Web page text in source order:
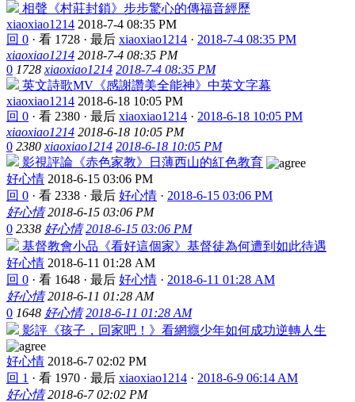
相聲《村莊封鎖》步步驚心的傳福音經歷
xiaoxiao1214 2018-7-4 08:35 PM
回 0 · 看 1728 · 最后 xiaoxiao1214 · 2018-7-4 08:35 PM
xiaoxiao1214 2018-7-4 08:35 PM
0 1728 xiaoxiao1214 2018-7-4 08:35 PM
英文詩歌MV《感謝讚美全能神》中英文字幕
xiaoxiao1214 2018-6-18 10:05 PM
回 0 · 看 2380 · 最后 xiaoxiao1214 · 2018-6-18 10:05 PM
xiaoxiao1214 2018-6-18 10:05 PM
0 2380 xiaoxiao1214 2018-6-18 10:05 PM
影視評論《赤色家教》日薄西山的紅色教育
好心情 2018-6-15 03:06 PM
回 0 · 看 2338 · 最后 好心情 · 2018-6-15 03:06 PM
好心情 2018-6-15 03:06 PM
0 2338 好心情 2018-6-15 03:06 PM
基督教會小品《看好這個家》基督徒為何遭到如此待遇
好心情 2018-6-11 01:28 AM
回 0 · 看 1648 · 最后 好心情 · 2018-6-11 01:28 AM
好心情 2018-6-11 01:28 AM
0 1648 好心情 2018-6-11 01:28 AM
影評《孩子，回家吧！》看網癮少年如何成功逆轉人生
好心情 2018-6-7 02:02 PM
回 1 · 看 1970 · 最后 xiaoxiao1214 · 2018-6-9 06:14 AM
好心情 2018-6-7 02:02 PM